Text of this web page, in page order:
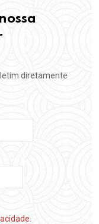
diretamente